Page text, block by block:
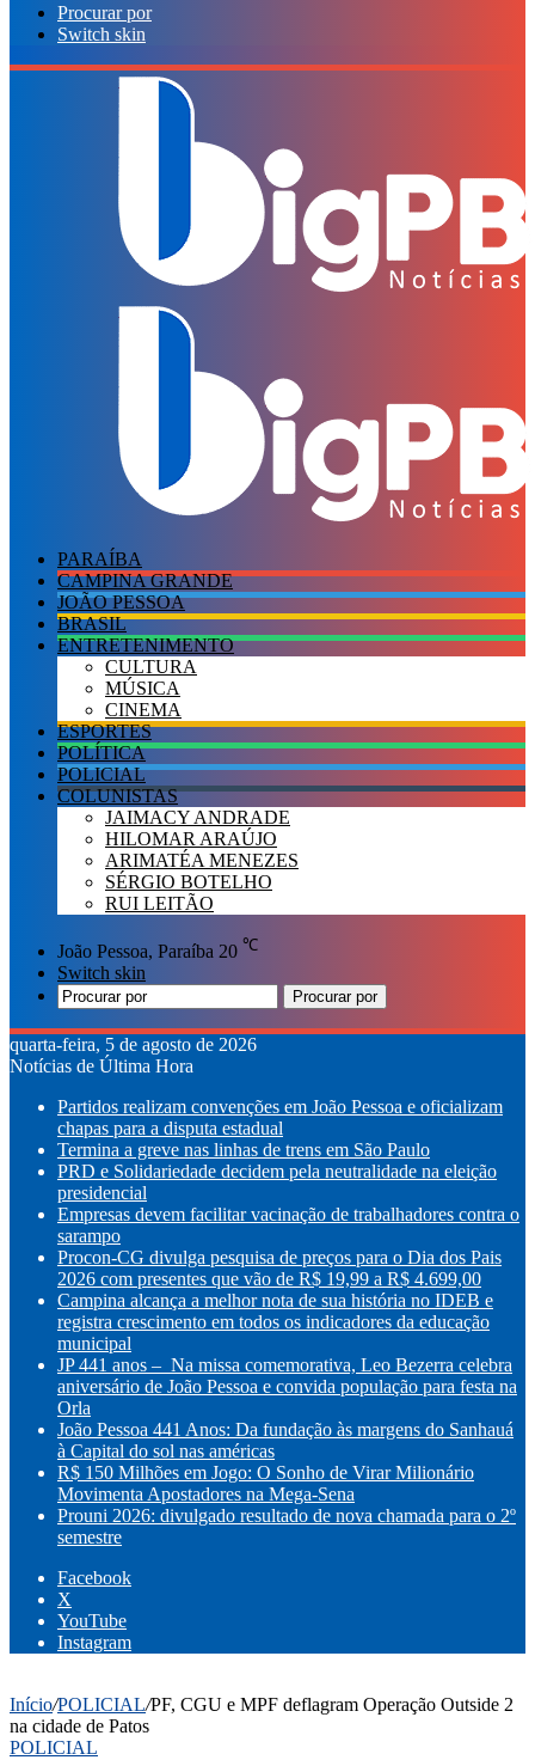
Procurar por
Switch skin
PARAÍBA
CAMPINA GRANDE
JOÃO PESSOA
BRASIL
ENTRETENIMENTO
CULTURA
MÚSICA
CINEMA
ESPORTES
POLÍTICA
POLICIAL
COLUNISTAS
JAIMACY ANDRADE
HILOMAR ARAÚJO
ARIMATÉA MENEZES
SÉRGIO BOTELHO
RUI LEITÃO
João Pessoa, Paraíba 20 ℃
Switch skin
Procurar por
quarta-feira, 5 de agosto de 2026
Notícias de Última Hora
Partidos realizam convenções em João Pessoa e oficializam
chapas para a disputa estadual
Termina a greve nas linhas de trens em São Paulo
PRD e Solidariedade decidem pela neutralidade na eleição
presidencial
Empresas devem facilitar vacinação de trabalhadores contra o
sarampo
Procon-CG divulga pesquisa de preços para o Dia dos Pais
2026 com presentes que vão de R$ 19,99 a R$ 4.699,00
Campina alcança a melhor nota de sua história no IDEB e
registra crescimento em todos os indicadores da educação
municipal
JP 441 anos – Na missa comemorativa, Leo Bezerra celebra
aniversário de João Pessoa e convida população para festa na
Orla
João Pessoa 441 Anos: Da fundação às margens do Sanhauá
à Capital do sol nas américas
R$ 150 Milhões em Jogo: O Sonho de Virar Milionário
Movimenta Apostadores na Mega-Sena
Prouni 2026: divulgado resultado de nova chamada para o 2º
semestre
Facebook
X
YouTube
Instagram
Início/POLICIAL/PF, CGU e MPF deflagram Operação Outside 2
na cidade de Patos
POLICIAL